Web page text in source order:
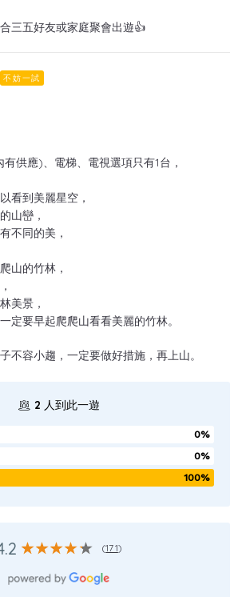
三五好友或家庭聚會出遊👍
不妨一試
供應)、電梯、電視選項只有1台，
看到美麗星空，
山巒，
不同的美，
山的竹林，
美景，
定要早起爬爬山看看美麗的竹林。
不容小趨，一定要做好措施，再上山。
2 人到此一遊
0%
0%
100%
(171)